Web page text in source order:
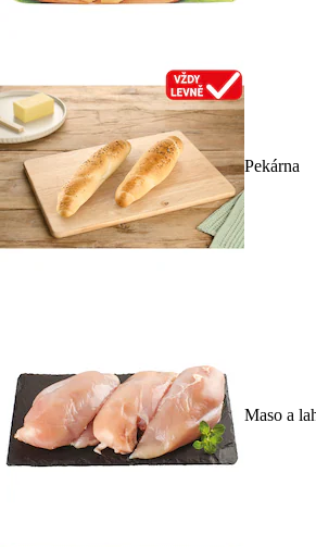
Pekárna
Maso a